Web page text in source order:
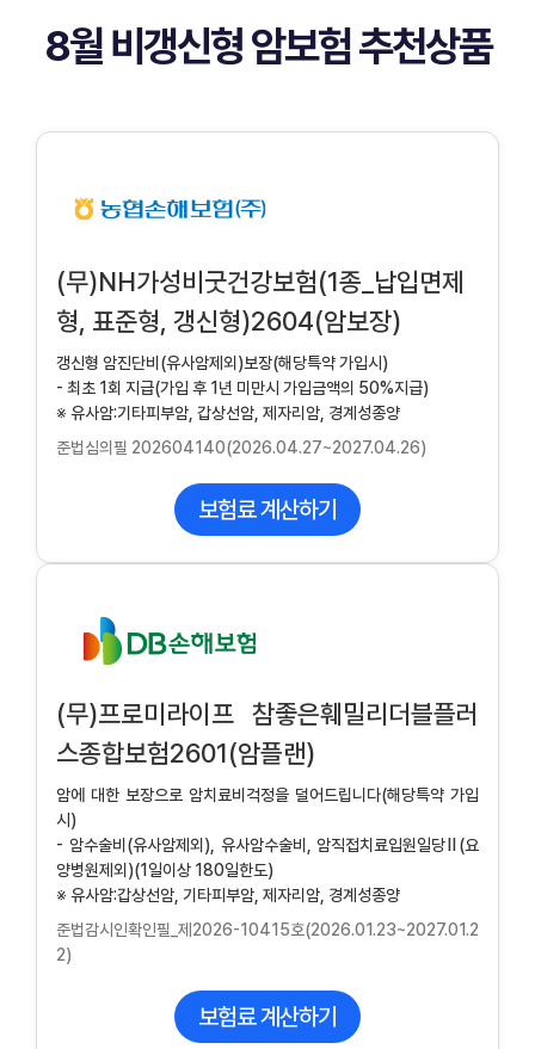
8월 비갱신형 암보험 추천상품
(무)NH가성비굿건강보험(1종_납입면제
형, 표준형, 갱신형)2604(암보장)
갱신형 암진단비(유사암제외)보장(해당특약 가입시)
- 최초 1회 지급(가입 후 1년 미만시 가입금액의 50%지급)
※ 유사암:기타피부암, 갑상선암, 제자리암, 경계성종양
준법심의필 202604140(2026.04.27~2027.04.26)
보험료 계산하기
(무)프로미라이프 참좋은훼밀리더블플러
스종합보험2601(암플랜)
암에 대한 보장으로 암치료비걱정을 덜어드립니다(해당특약 가입
시)
- 암수술비(유사암제외), 유사암수술비, 암직접치료입원일당Ⅱ(요
양병원제외)(1일이상 180일한도)
※ 유사암:갑상선암, 기타피부암, 제자리암, 경계성종양
준법감시인확인필_제2026-10415호(2026.01.23~2027.01.2
2)
보험료 계산하기